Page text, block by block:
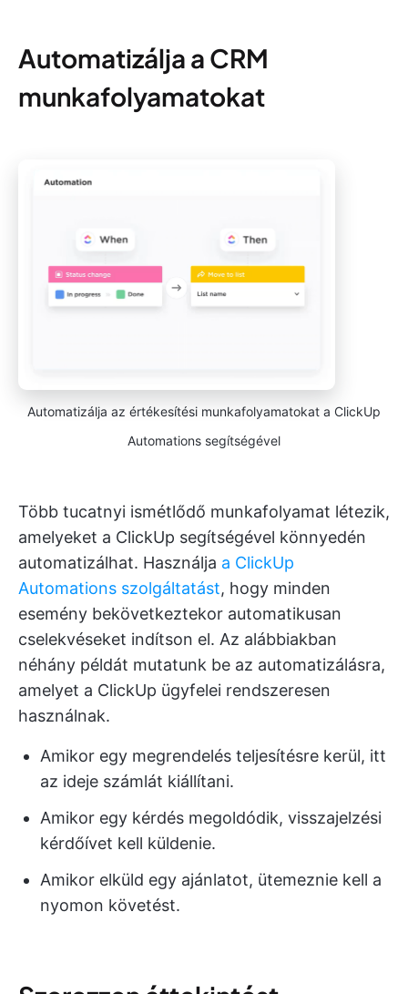
Automatizálja a CRM
munkafolyamatokat
Automatizálja az értékesítési munkafolyamatokat a ClickUp
Automations segítségével
Több tucatnyi ismétlődő munkafolyamat létezik,
amelyeket a ClickUp segítségével könnyedén
automatizálhat. Használja a ClickUp
Automations szolgáltatást, hogy minden
esemény bekövetkeztekor automatikusan
cselekvéseket indítson el. Az alábbiakban
néhány példát mutatunk be az automatizálásra,
amelyet a ClickUp ügyfelei rendszeresen
használnak.
Amikor egy megrendelés teljesítésre kerül, itt
az ideje számlát kiállítani.
Amikor egy kérdés megoldódik, visszajelzési
kérdőívet kell küldenie.
Amikor elküld egy ajánlatot, ütemeznie kell a
nyomon követést.